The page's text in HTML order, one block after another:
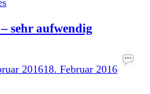
sehr aufwendig
201618. Februar 2016